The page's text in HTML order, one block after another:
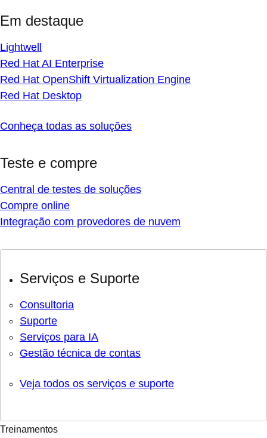
Em destaque
Lightwell
Red Hat AI Enterprise
Red Hat OpenShift Virtualization Engine
Red Hat Desktop
Conheça todas as soluções
Teste e compre
Central de testes de soluções
Compre online
Integração com provedores de nuvem
Serviços e Suporte
Consultoria
Suporte
Serviços para IA
Gestão técnica de contas
Veja todos os serviços e suporte
Treinamentos